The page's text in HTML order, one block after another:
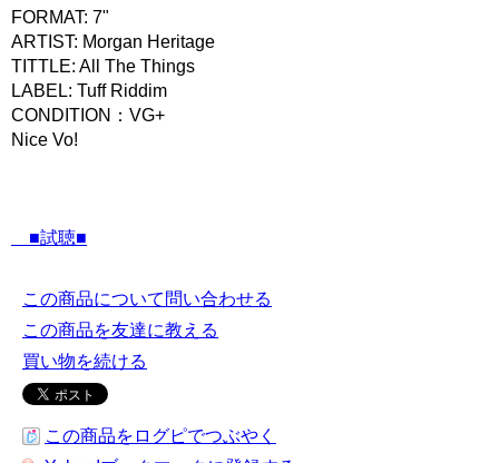
FORMAT: 7"
ARTIST: Morgan Heritage
TITTLE: All The Things
LABEL: Tuff Riddim
CONDITION：VG+
Nice Vo!
■試聴■
この商品について問い合わせる
この商品を友達に教える
買い物を続ける
この商品をログピでつぶやく